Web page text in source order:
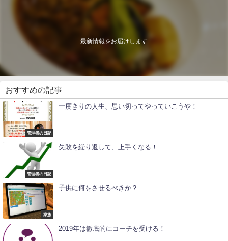
最新情報をお届けします
おすすめの記事
管理者の日記
一度きりの人生、思い切ってやっていこうや！
管理者の日記
失敗を繰り返して、上手くなる！
家族
子供に何をさせるべきか？
2019年は徹底的にコーチを受ける！